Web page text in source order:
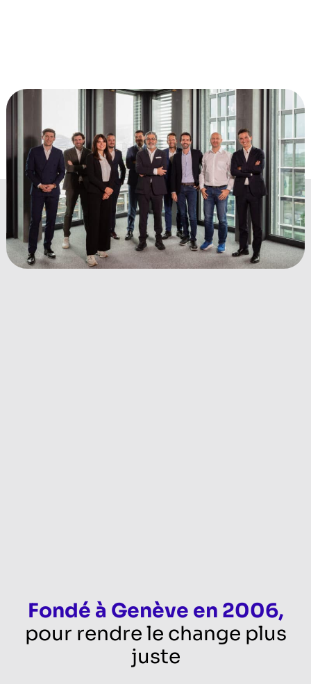
Fondé à Genève en 2006,
pour rendre le change plus
juste